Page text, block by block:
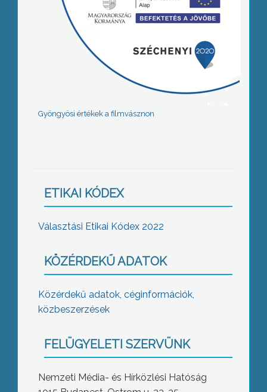
Gyöngyösi értékek a filmvásznon
ETIKAI KÓDEX
Választási Etikai Kódex 2022
KÖZÉRDEKŰ ADATOK
Közérdekű adatok, céginformációk,
közbeszerzések
FELÜGYELETI SZERVÜNK
Nemzeti Média- és Hírközlési Hatóság